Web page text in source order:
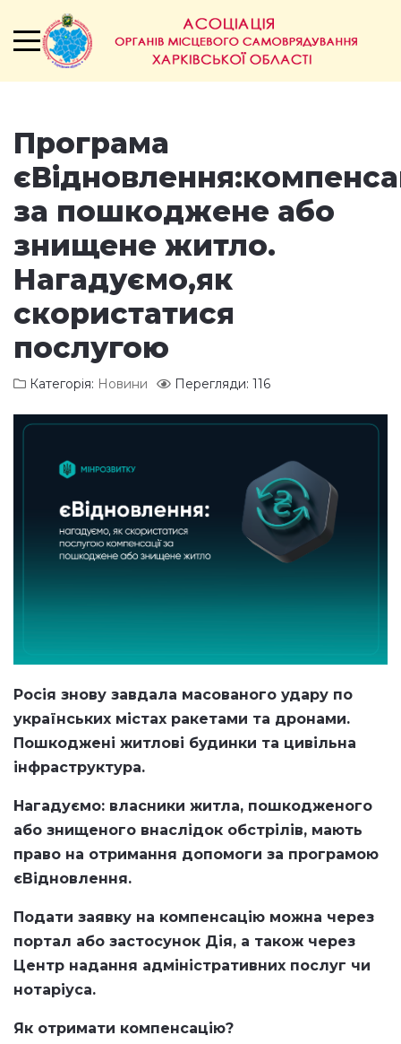
Програма
за пошкоджене або
знищене житло.
Нагадуємо,як
скористатися
послугою
Категорія: Новини Перегляди: 116
Росія знову завдала масованого удару по
українських містах ракетами та дронами.
Пошкоджені житлові будинки та цивільна
інфраструктура.
Нагадуємо: власники житла, пошкодженого
або знищеного внаслідок обстрілів, мають
право на отримання допомоги за програмою
єВідновлення.
Подати заявку на компенсацію можна через
портал або застосунок Дія, а також через
Центр надання адміністративних послуг чи
нотаріуса.
Як отримати компенсацію?